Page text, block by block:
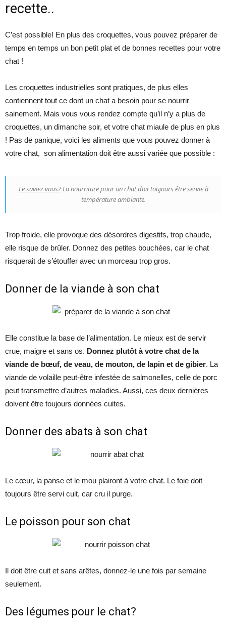
recette..
C’est possible! En plus des croquettes, vous pouvez préparer de
temps en temps un bon petit plat et de bonnes recettes pour votre
chat !
Les croquettes industrielles sont pratiques, de plus elles
contiennent tout ce dont un chat a besoin pour se nourrir
sainement. Mais vous vous rendez compte qu’il n’y a plus de
croquettes, un dimanche soir, et votre chat miaule de plus en plus
! Pas de panique, voici les aliments que vous pouvez donner à
votre chat, son alimentation doit être aussi variée que possible :
Le saviez vous?La nourriture pour un chat doit toujours être servie à
température ambiante.
Trop froide, elle provoque des désordres digestifs, trop chaude,
elle risque de brûler. Donnez des petites bouchées, car le chat
risquerait de s’étouffer avec un morceau trop gros.
Donner de la viande à son chat
Elle constitue la base de l’alimentation. Le mieux est de servir
crue, maigre et sans os. Donnez plutôt à votre chat de la
viande de bœuf, de veau, de mouton, de lapin et de gibier. La
viande de volaille peut-être infestée de salmonelles, celle de porc
peut transmettre d’autres maladies. Aussi, ces deux dernières
doivent être toujours données cuites.
Donner des abats à son chat
Le cœur, la panse et le mou plairont à votre chat. Le foie doit
toujours être servi cuit, car cru il purge.
Le poisson pour son chat
Il doit être cuit et sans arêtes, donnez-le une fois par semaine
seulement.
Des légumes pour le chat?